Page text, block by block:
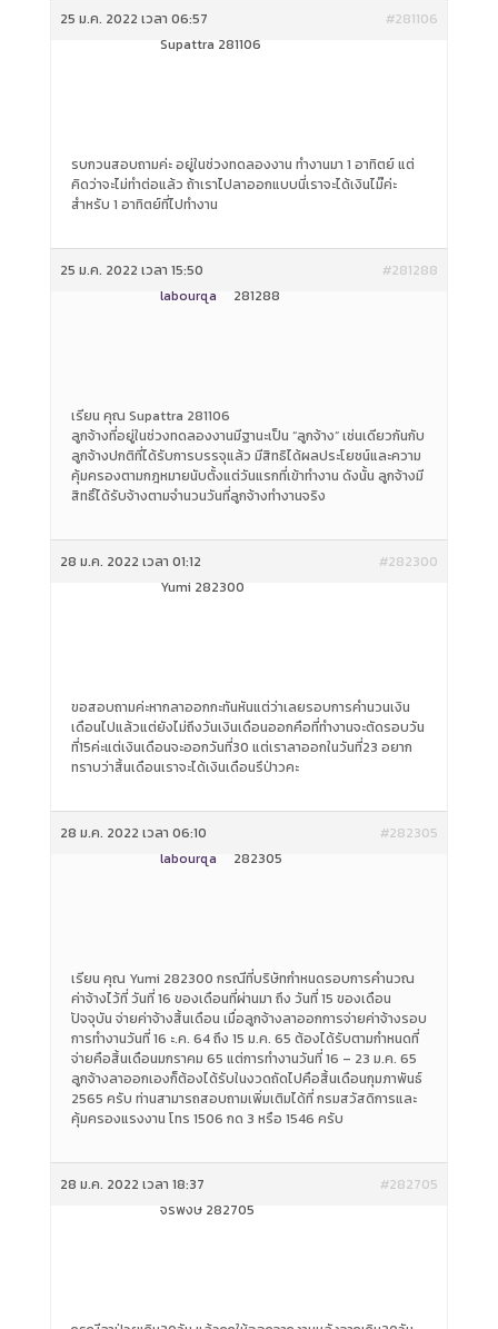
25 ม.ค. 2022 เวลา 06:57
#281106
Supattra 281106
รบกวนสอบถามค่ะ อยู่ในช่วงทดลองงาน ทำงานมา 1 อาทิตย์ แต่
คิดว่าจะไม่ทำต่อแล้ว ถ้าเราไปลาออกแบบนี่เราจะได้เงินไม๊ค่ะ
สำหรับ 1 อาทิตย์ที่ไปทำงาน
25 ม.ค. 2022 เวลา 15:50
#281288
labourqa
281288
เรียน คุณ Supattra 281106
ลูกจ้างที่อยู่ในช่วงทดลองงานมีฐานะเป็น “ลูกจ้าง” เช่นเดียวกันกับ
ลูกจ้างปกติที่ได้รับการบรรจุแล้ว มีสิทธิได้ผลประโยชน์และความ
คุ้มครองตามกฎหมายนับตั้งแต่วันแรกที่เข้าทำงาน ดังนั้น ลูกจ้างมี
สิทธิ์ได้รับจ้างตามจำนวนวันที่ลูกจ้างทำงานจริง
28 ม.ค. 2022 เวลา 01:12
#282300
Yumi 282300
ขอสอบถามค่ะหากลาออกกะทันหันแต่ว่าเลยรอบการคำนวนเงิน
เดือนไปแล้วแต่ยังไม่ถึงวันเงินเดือนออกคือที่ทำงานจะตัดรอบวัน
ที่15ค่ะแต่เงินเดือนจะออกวันที่30 แต่เราลาออกในวันที่23 อยาก
ทราบว่าสิ้นเดือนเราจะได้เงินเดือนรึป่าวคะ
28 ม.ค. 2022 เวลา 06:10
#282305
labourqa
282305
เรียน คุณ Yumi 282300 กรณีที่บริษัทกำหนดรอบการคำนวณ
ค่าจ้างไว้ที่ วันที่ 16 ของเดือนที่ผ่านมา ถึง วันที่ 15 ของเดือน
ปัจจุบัน จ่ายค่าจ้างสิ้นเดือน เมื่อลูกจ้างลาออกการจ่ายค่าจ้างรอบ
การทำงานวันที่ 16 ะ.ค. 64 ถึง 15 ม.ค. 65 ต้องได้รับตามกำหนดที่
จ่ายคือสิ้นเดือนมกราคม 65 แต่การทำงานวันที่ 16 – 23 ม.ค. 65
ลูกจ้างลาออกเองก็ต้องได้รับในงวดถัดไปคือสิ้นเดือนกุมภาพันธ์
2565 ครับ ท่านสามารถสอบถามเพิ่มเติมได้ที่ กรมสวัสดิการและ
คุ้มครองแรงงาน โทร 1506 กด 3 หรือ 1546 ครับ
28 ม.ค. 2022 เวลา 18:37
#282705
จีรพงษ์ 282705